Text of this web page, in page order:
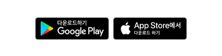
다
운
로
A
p
p